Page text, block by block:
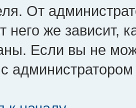
От
него же зависит,
Если вы не